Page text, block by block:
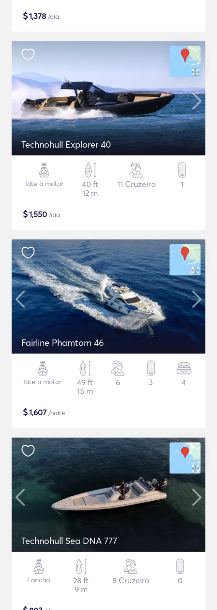
$1,378 /dia
Technohull Explorer 40
Iate a motor
40 ft
12 m
11 Cruzeiro 1
$1,550 /dia
Fairline Phamtom 46
Iate a motor
49 ft
15 m
6 3 4
$1,607 /noite
Technohull Sea DNA 777
Lancha
28 ft
9 m
8 Cruzeiro 0